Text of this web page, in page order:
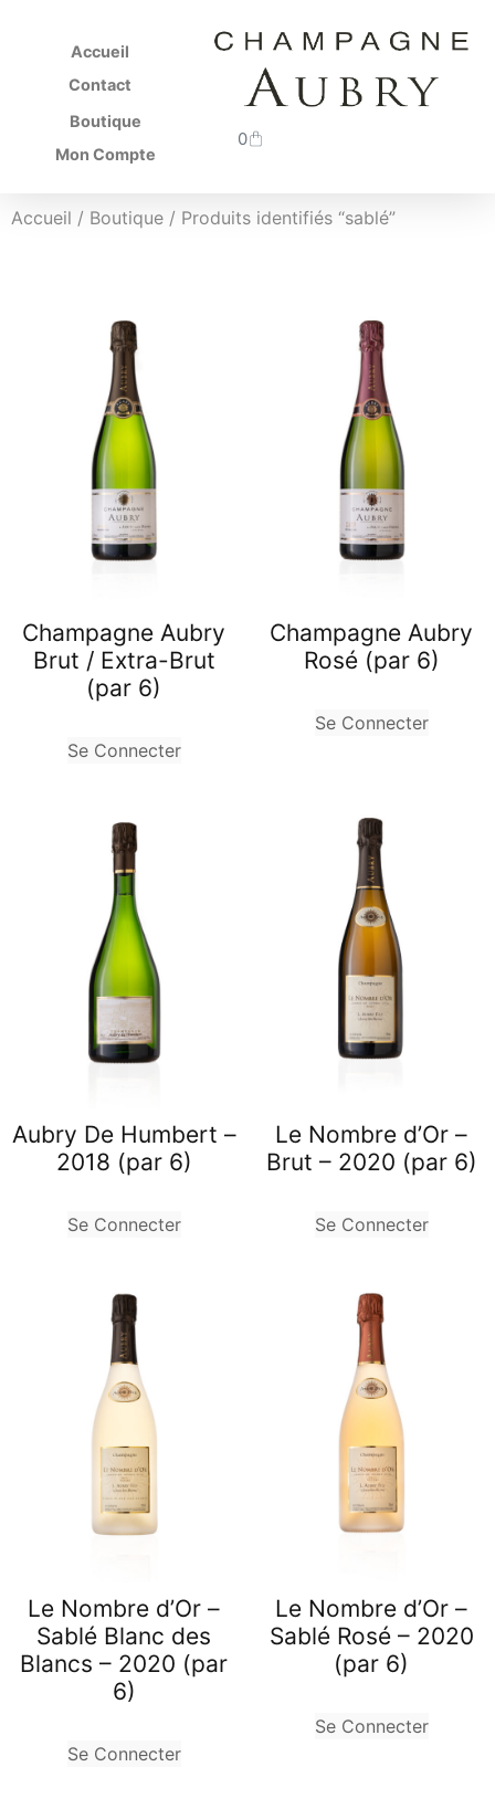
Accueil
Contact
Boutique
Mon Compte
0
Accueil / Boutique / Produits identifiés “sablé”
Champagne Aubry
Brut / Extra-Brut
(par 6)
Se Connecter
Champagne Aubry
Rosé (par 6)
Se Connecter
Aubry De Humbert –
2018 (par 6)
Se Connecter
Le Nombre d’Or –
Brut – 2020 (par 6)
Se Connecter
Le Nombre d’Or –
Sablé Blanc des
Blancs – 2020 (par
6)
Se Connecter
Le Nombre d’Or –
Sablé Rosé – 2020
(par 6)
Se Connecter